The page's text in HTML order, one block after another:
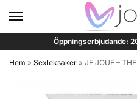
Öppningserbjudande:
Hem » Sexleksaker » JE JOUE –